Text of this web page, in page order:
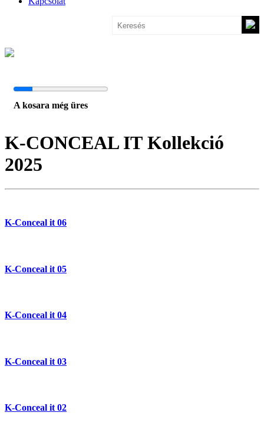
A kosara még üres
K-CONCEAL IT Kollekció
2025
K-Conceal it 06
K-Conceal it 05
K-Conceal it 04
K-Conceal it 03
K-Conceal it 02